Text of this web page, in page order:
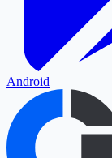
Android